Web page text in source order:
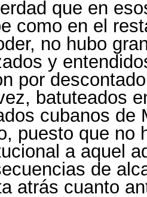
que en
como en el
no hubo
y
por
batuteados
cubanos de
puesto que no
a aquel
de
atrás cuanto